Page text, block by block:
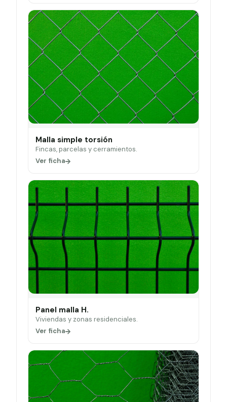
Malla simple torsión
Fincas, parcelas y cerramientos.
Ver ficha
Panel malla H.
Viviendas y zonas residenciales.
Ver ficha